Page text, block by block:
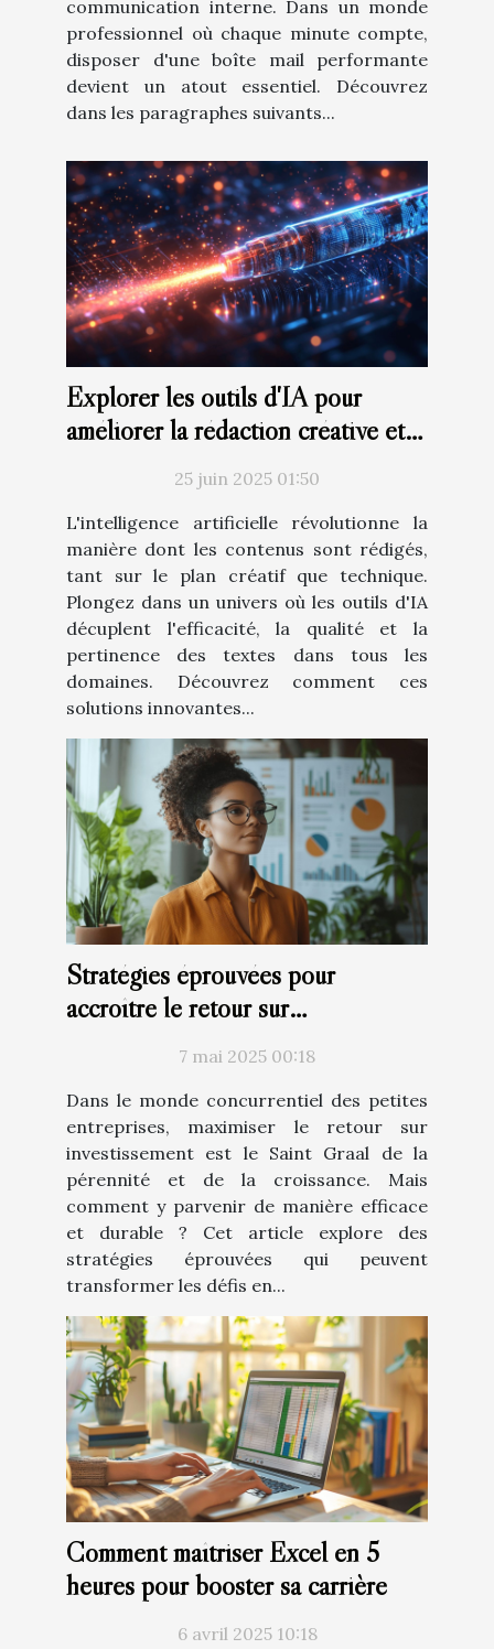
communication interne. Dans un monde
professionnel où chaque minute compte,
disposer d'une boîte mail performante
devient un atout essentiel. Découvrez
dans les paragraphes suivants...
Explorer les outils d'IA pour
améliorer la rédaction créative et
25 juin 2025 01:50
L'intelligence artificielle révolutionne la
manière dont les contenus sont rédigés,
tant sur le plan créatif que technique.
Plongez dans un univers où les outils d'IA
décuplent l'efficacité, la qualité et la
pertinence des textes dans tous les
domaines. Découvrez comment ces
solutions innovantes...
Stratégies éprouvées pour
accroître le retour sur
investissement dans les petites
7 mai 2025 00:18
Dans le monde concurrentiel des petites
entreprises, maximiser le retour sur
investissement est le Saint Graal de la
pérennité et de la croissance. Mais
comment y parvenir de manière efficace
et durable ? Cet article explore des
stratégies éprouvées qui peuvent
transformer les défis en...
Comment maîtriser Excel en 5
heures pour booster sa carrière
6 avril 2025 10:18